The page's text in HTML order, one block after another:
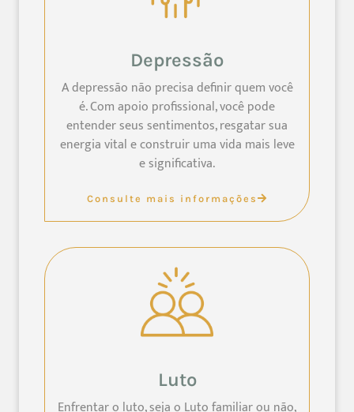
Depressão
A depressão não precisa definir quem você
é. Com apoio profissional, você pode
entender seus sentimentos, resgatar sua
energia vital e construir uma vida mais leve
e significativa.
Consulte mais informações
Luto